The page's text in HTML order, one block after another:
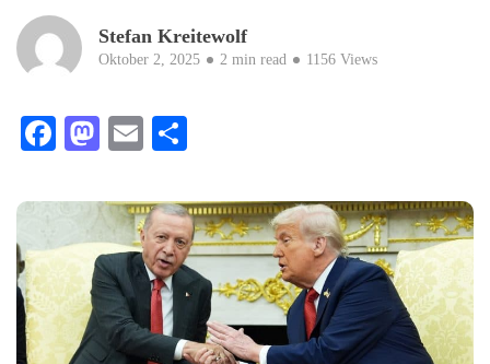
Stefan Kreitewolf
Oktober 2, 2025 2 min read 1156 Views
Facebook
Mastodon
Email